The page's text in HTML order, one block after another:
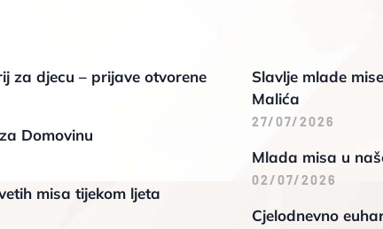
za djecu – prijave otvorene
Domovinu
misa tijekom ljeta
Slavlje mlade
Malića
27/07/2026
Mlada misa u
02/07/2026
Cjelodnevno